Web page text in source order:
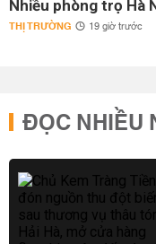
Nhiều phòng trọ Hà
THỊ TRƯỜNG 19 giờ trước
ĐỌC NHIỀU